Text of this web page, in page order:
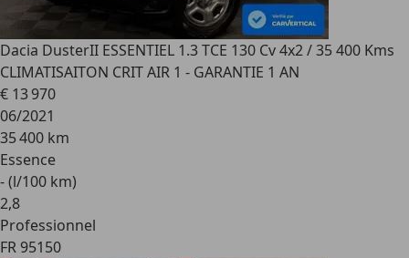
Dacia DusterII ESSENTIEL 1.3 TCE 130 Cv 4x2 / 35 400 Kms
CLIMATISAITON CRIT AIR 1 - GARANTIE 1 AN
€ 13 970
06/2021
35 400 km
Essence
- (l/100 km)
2,8
Professionnel
FR 95150